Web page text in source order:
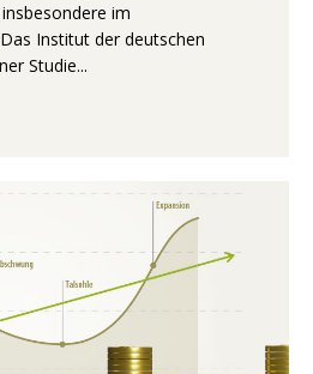
im
Institut der deutschen
Studie...